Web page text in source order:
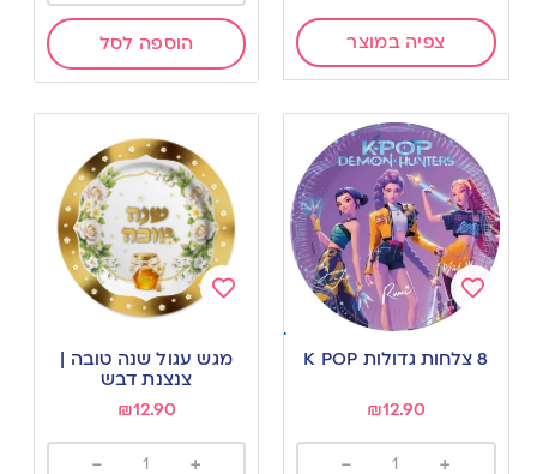
צפיה במוצר הוספה לסל
to
wishlist
8 צלחות גדולות K POP
₪12.90
+
-
to
wishlist
מגש עגול שנה טובה |
צנצנת דבש
₪12.90
+
-